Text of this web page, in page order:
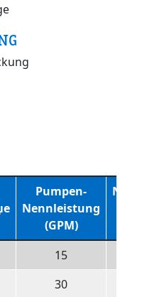
Pumpen-
Nennleistung
(GPM)
15
30